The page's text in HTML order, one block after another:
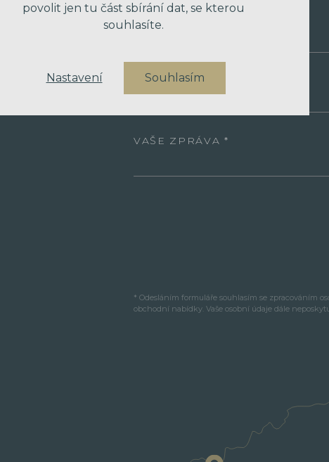
VÁŠ EMAIL
VÁŠ TELEFON
VAŠE ZPRÁVA
* Odesláním formuláře souhlasím se zpracováním
obchodní nabídky. Vaše osobní údaje dále
povolit jen tu část sbírání dat, se kterou
souhlasíte.
Nastavení Souhlasím